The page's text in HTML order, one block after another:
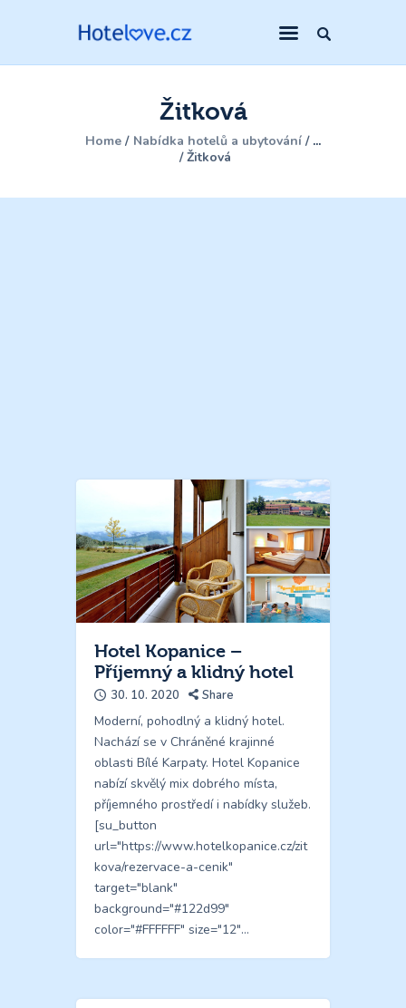
Žitková
Home Nabídka hotelů a ubytování
...
Žitková
Hotel Kopanice –
Příjemný a klidný hotel
30. 10. 2020 Share
Moderní, pohodlný a klidný hotel.
Nachází se v Chráněné krajinné
oblasti Bílé Karpaty. Hotel Kopanice
nabízí skvělý mix dobrého místa,
příjemného prostředí i nabídky služeb.
[su_button
url="https://www.hotelkopanice.cz/zit
kova/rezervace-a-cenik"
target="blank"
background="#122d99"
color="#FFFFFF" size="12"…